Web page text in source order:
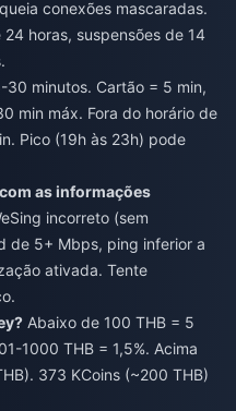
conexões mascaradas.
horas, suspensões de 14
30 minutos. Cartão = 5 min,
min máx. Fora do horário de
Pico (19h às 23h) pode
as informações
incorreto (sem
de 5+ Mbps, ping inferior a
ativada. Tente
Abaixo de 100 THB = 5
1000 THB = 1,5%. Acima
373 KCoins (~200 THB)